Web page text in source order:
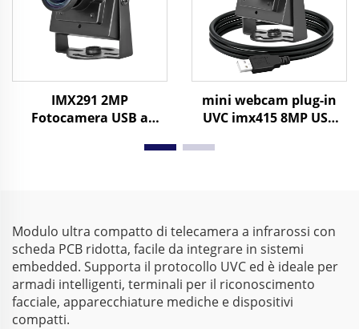
IMX291 2MP
Fotocamera USB a
0,001Lux HD 1080P
H.264/MJPEG/YUY2
mini webcam plug-in
UVC imx415 8MP USB
UHD 3840*2160 30fps
Modulo ultra compatto di telecamera a infrarossi con
scheda PCB ridotta, facile da integrare in sistemi
embedded. Supporta il protocollo UVC ed è ideale per
armadi intelligenti, terminali per il riconoscimento
facciale, apparecchiature mediche e dispositivi
compatti.